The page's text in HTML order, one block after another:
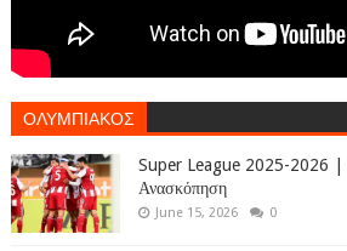
ΟΛΥΜΠΙΑΚΟΣ
Super League 2025-2026 |
Ανασκόπηση
June 15, 2026 0